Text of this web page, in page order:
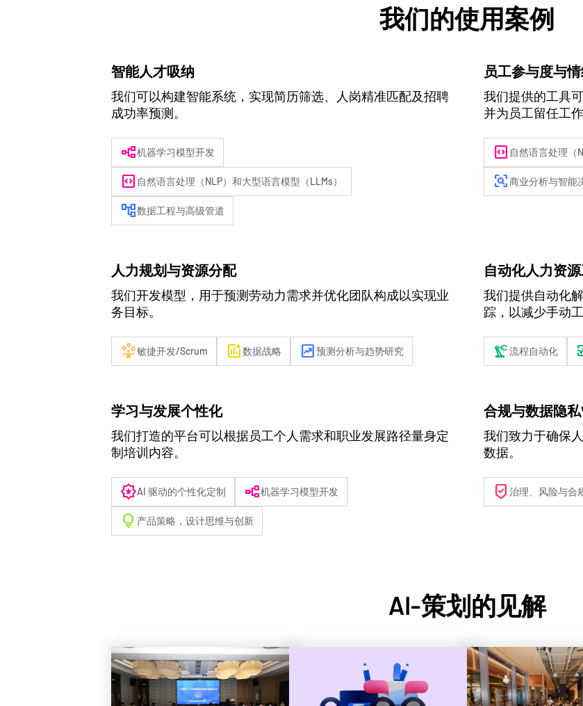
我们的使用案例
智能人才吸纳
我们可以构建智能系统，实现简历筛选、人岗精准匹配及招聘
成功率预测。
flowchart机器学习模型开发
code_blocks 自然语言处理（NLP）和大型语言模型（LLMs）
account_tree数据工程与高级管道
员工参与度与
我们提供的工具
并为员工留任工
code_blocks 自然语言处理（
frame_inspect商业分析与智能
人力规划与资源分配
我们开发模型，用于预测劳动力需求并优化团队构成以实现业
务目标。
person_play敏捷开发/Scrum add_chart数据战略 chart_data预测分析与趋势研究
自动化人力资
我们提供自动化
踪，以减少手动工
precision_manufacturing流程自动化
学习与发展个性化
我们打造的平台可以根据员工个人需求和职业发展路径量身定
制培训内容。
award_starAI 驱动的个性化定制 flowchart机器学习模型开发
lightbulb 产品策略，设计思维与创新
合规与数据隐
我们致力于确保
数据。
beenhere 治理、风险与合
AI-策划的见解